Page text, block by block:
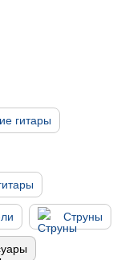
гитары
Струны